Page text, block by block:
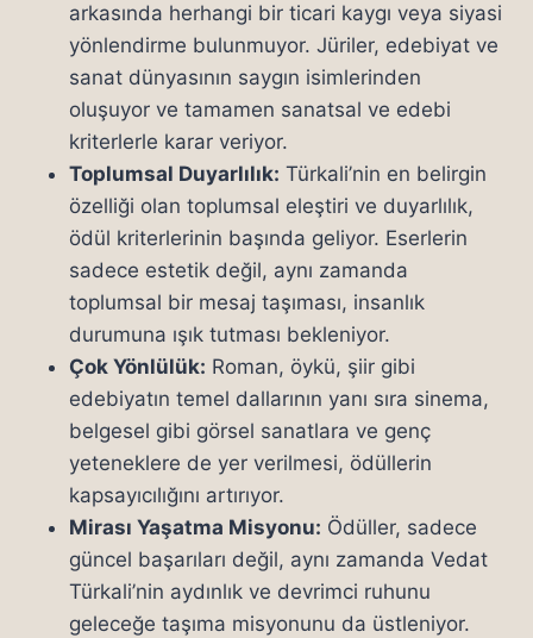
arkasında herhangi bir ticari kaygı veya siyasi
yönlendirme bulunmuyor. Jüriler, edebiyat ve
sanat dünyasının saygın isimlerinden
oluşuyor ve tamamen sanatsal ve edebi
kriterlerle karar veriyor.
Toplumsal Duyarlılık: Türkali’nin en belirgin
özelliği olan toplumsal eleştiri ve duyarlılık,
ödül kriterlerinin başında geliyor. Eserlerin
sadece estetik değil, aynı zamanda
toplumsal bir mesaj taşıması, insanlık
durumuna ışık tutması bekleniyor.
Çok Yönlülük: Roman, öykü, şiir gibi
edebiyatın temel dallarının yanı sıra sinema,
belgesel gibi görsel sanatlara ve genç
yeteneklere de yer verilmesi, ödüllerin
kapsayıcılığını artırıyor.
Mirası Yaşatma Misyonu: Ödüller, sadece
güncel başarıları değil, aynı zamanda Vedat
Türkali’nin aydınlık ve devrimci ruhunu
geleceğe taşıma misyonunu da üstleniyor.